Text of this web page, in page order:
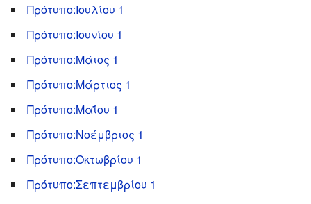
Πρότυπο:Ιουλίου 1
Πρότυπο:Ιουνίου 1
Πρότυπο:Μάιος 1
Πρότυπο:Μάρτιος 1
Πρότυπο:Μαΐου 1
Πρότυπο:Νοέμβριος 1
Πρότυπο:Οκτωβρίου 1
Πρότυπο:Σεπτεμβρίου 1